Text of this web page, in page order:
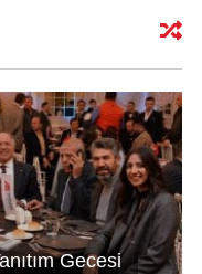
Gecesi